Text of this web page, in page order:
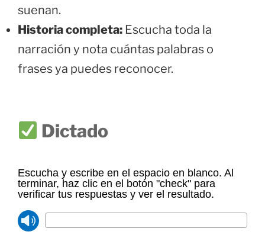
suenan.
Historia completa: Escucha toda la
narración y nota cuántas palabras o
frases ya puedes reconocer.
Dictado